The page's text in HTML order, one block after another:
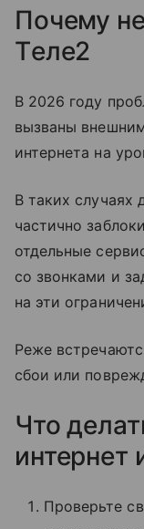
Почему
Tеле2
В 2026 году
вызваны
интернета на
В таких случаях
частично
отдельные
со звонками и
на эти
Реже
сбои или
Что
интернет
Проверьте